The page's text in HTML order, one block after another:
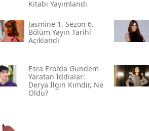
Kitabı Yayımlandı
Jasmine 1. Sezon 6.
Bölüm Yayın Tarihi
Açıklandı
Esra Erol’da Gündem
Yaratan İddialar:
Derya İlgin Kimdir, Ne
Oldu?